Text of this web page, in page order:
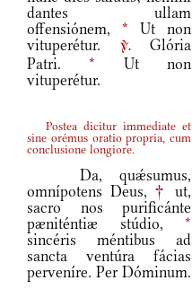
dantes ullam
offensiónem, * Ut non
vituperétur.
v.Glória
Patri.* Ut non
vituperétur.
Postea dicitur immediate et
sine orémus oratio propria, cum
conclusione longiore.
Da, quǽsumus,
omnípotens Deus, †
ut,
sacro nos purificánte
pæniténtiæ stúdio, *
sincéris méntibus ad
sancta ventúra fácias
perveníre. Per Dóminum.